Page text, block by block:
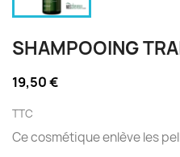
SHAMPOOING
19,50 €
TTC
Ce cosmétique enlève les